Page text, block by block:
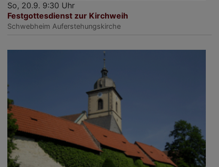
So, 20.9. 9:30 Uhr
Festgottesdienst zur Kirchweih
Schwebheim Auferstehungskirche